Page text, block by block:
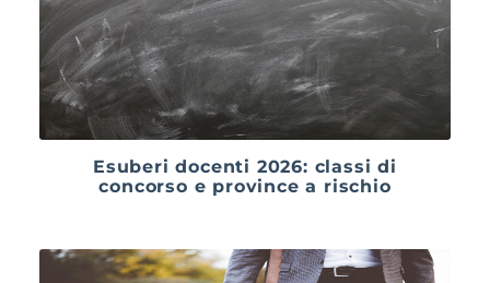
Esuberi docenti 2026: classi di
concorso e province a rischio